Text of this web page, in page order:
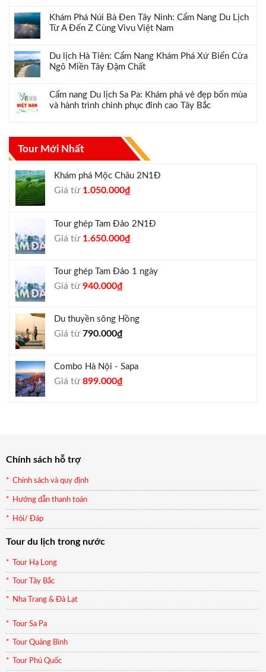
Khám Phá Núi Bà Đen Tây Ninh: Cẩm Nang Du Lịch
Từ A Đến Z Cùng Vivu Việt Nam
Du lịch Hà Tiên: Cẩm Nang Khám Phá Xứ Biển Cửa
Ngõ Miền Tây Đậm Chất
Cẩm nang Du lịch Sa Pa: Khám phá vẻ đẹp bốn mùa
và hành trình chinh phục đỉnh cao Tây Bắc
Tour Mới Nhất
Khám phá Mộc Châu 2N1Đ
Giá từ Giá
1.300.000₫.
1.050.000₫Giá
là:
Tour ghép Tam Đảo 2N1Đ
Giá từ Giá
1.800.000₫.
1.650.000₫Giá
là:
Tour ghép Tam Đảo 1 ngày
Giá từGiá
1.000.000₫.
940.000₫Giá
là:
Du thuyền sông Hồng
Giá từ790.000₫
Combo Hà Nội - Sapa
Giá từGiá
899.000₫Giá
Chính sách hỗ trợ
Chính sách và quy định
Hướng dẫn thanh toán
Hỏi/ Đáp
Tour du lịch trong nước
Tour Hạ Long
Tour Tây Bắc
Nha Trang & Đà Lạt
Tour Sa Pa
Tour Quảng Bình
Tour Phú Quốc